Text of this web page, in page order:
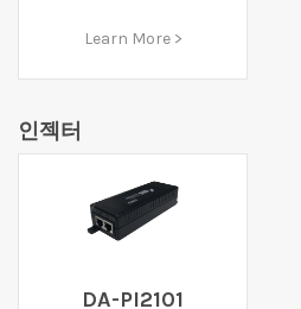
Learn More >
인젝터
DA-PI2101